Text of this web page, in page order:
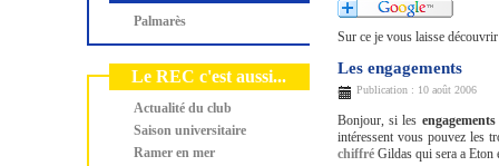
Sur ce je vous laisse
Les engagements
Publication : 10 août 2006
Bonjour, si les
intéressent vous pouvez les
chiffréGildas qui sera a Eton
Palmarès
Le REC c'est aussi...
Actualité du club
Saison universitaire
Ramer en mer